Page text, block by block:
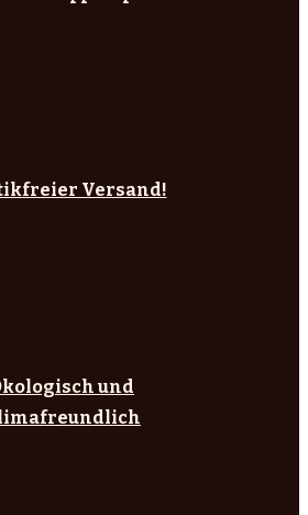
Versand!
und